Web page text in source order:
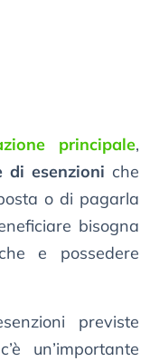
principale,
di esenzioni che
o di pagarla
bisogna
e possedere
previste
un’importante